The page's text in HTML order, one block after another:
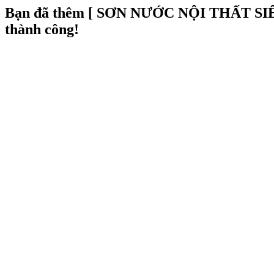
Bạn đã thêm [ SƠN NƯỚC NỘI THẤT
thành công!